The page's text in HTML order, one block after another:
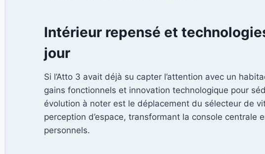
Intérieur repensé et
jour
Si l’Atto 3 avait déjà su capter l’attention avec un
gains fonctionnels et innovation technologique pour
évolution à noter est le déplacement du sélecteur de
perception d’espace, transformant la console
personnels.